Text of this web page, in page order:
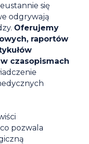
się
odgrywają
Oferujemy
raportów
czasopismach
pozwala